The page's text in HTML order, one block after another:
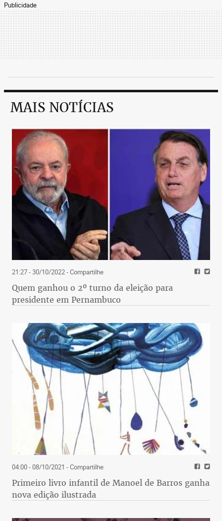
Publicidade
MAIS NOTÍCIAS
21:27 - 30/10/2022- Compartilhe
Quem ganhou o 2º turno da eleição para
presidente em Pernambuco
04:00 - 08/10/2021 - Compartilhe
Primeiro livro infantil de Manoel de Barros ganha
nova edição ilustrada